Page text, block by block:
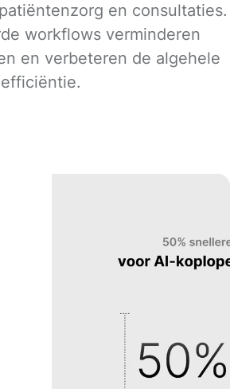
en consultaties.
workflows verminderen
en verbeteren de algehele